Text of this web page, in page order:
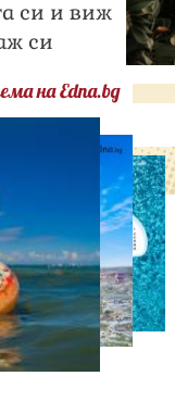
си и виж
си
на Edna.bg
ВРЕМЕ
в кралското